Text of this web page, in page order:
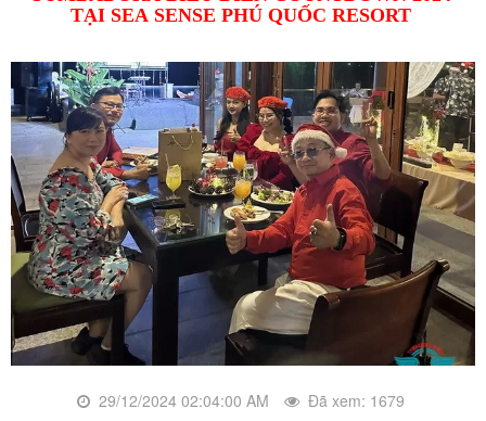
TẠI SEA SENSE PHÚ QUỐC RESORT
29/12/2024 02:04:00 AM Đã xem: 1679